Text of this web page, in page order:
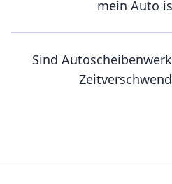
mein Auto
Sind